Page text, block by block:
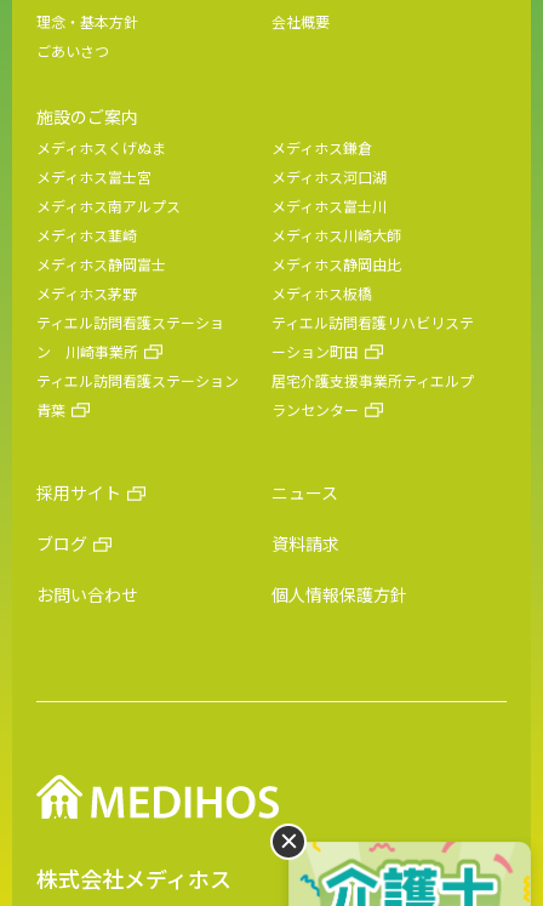
株式会社メディホス
理念・基本方針
会社概要
ごあいさつ
施設のご案内
メディホスくげぬま
メディホス鎌倉
メディホス富士宮
メディホス河口湖
メディホス南アルプス
メディホス富士川
メディホス韮崎
メディホス川崎大師
メディホス静岡富士
メディホス静岡由比
メディホス茅野
メディホス板橋
ティエル訪問看護ステーショ
ン 川崎事業所
ティエル訪問看護リハビリステ
ーション町田
ティエル訪問看護ステーション
青葉
居宅介護支援事業所ティエルプ
ランセンター
採用サイト ニュース
ブログ 資料請求
お問い合わせ 個人情報保護方針